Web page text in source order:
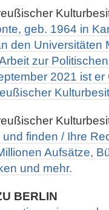
geb. 1964 in
den Universitäten
zur
2021 ist
finden / Ihre
Aufsätze,
und mehr.
BERLIN